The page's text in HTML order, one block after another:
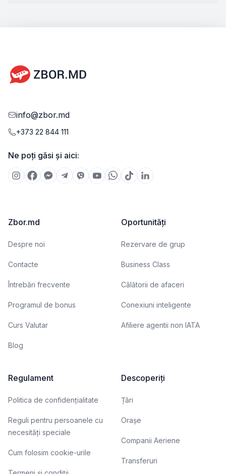
info@zbor.md
+373 22 844 111
Ne poți găsi și aici:
Zbor.md
Despre noi
Contacte
Întrebări frecvente
Programul de bonus
Curs Valutar
Blog
Oportunități
Rezervare de grup
Business Class
Călătorii de afaceri
Conexiuni inteligente
Afiliere agentii non IATA
Regulament
Politica de confidențialitate
Reguli pentru persoanele cu
necesități speciale
Cum folosim cookie-urile
Descoperiți
Țări
Orașe
Companii Aeriene
Transferuri